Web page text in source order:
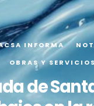
INFORMA
OBRAS Y SERVICIOS
de